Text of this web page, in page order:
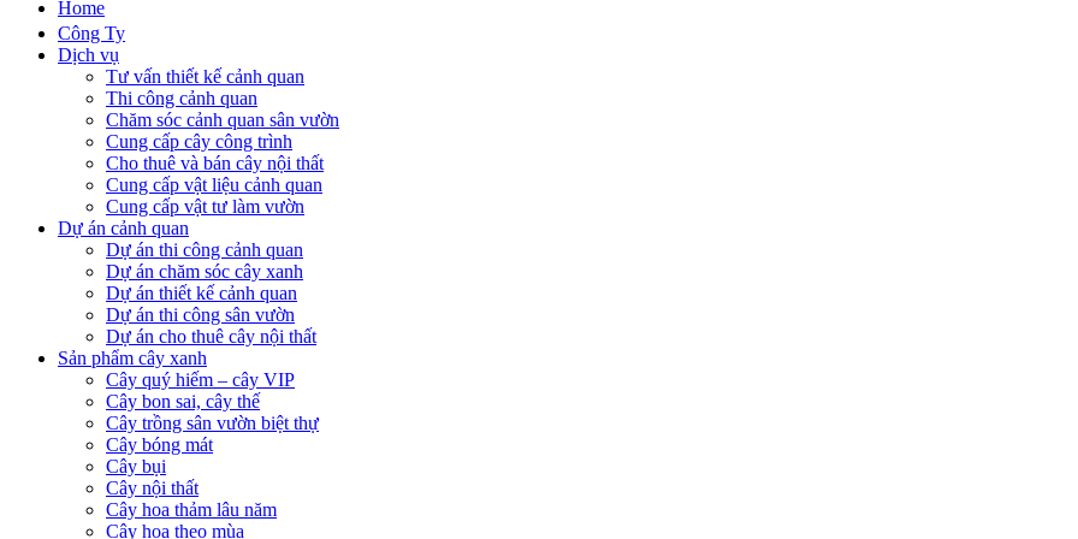
Home
Công Ty
Dịch vụ
Tư vấn thiết kế cảnh quan
Thi công cảnh quan
Chăm sóc cảnh quan sân vườn
Cung cấp cây công trình
Cho thuê và bán cây nội thất
Cung cấp vật liệu cảnh quan
Cung cấp vật tư làm vườn
Dự án cảnh quan
Dự án thi công cảnh quan
Dự án chăm sóc cây xanh
Dự án thiết kế cảnh quan
Dự án thi công sân vườn
Dự án cho thuê cây nội thất
Sản phẩm cây xanh
Cây quý hiếm – cây VIP
Cây bon sai, cây thế
Cây trồng sân vườn biệt thự
Cây bóng mát
Cây bụi
Cây nội thất
Cây hoa thảm lâu năm
Cây hoa theo mùa